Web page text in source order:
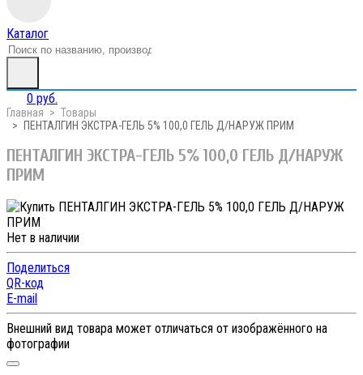
Каталог
0 руб.
Главная
Товары
ПЕНТАЛГИН ЭКСТРА-ГЕЛЬ 5% 100,0 ГЕЛЬ Д/НАРУЖ ПРИМ
ПЕНТАЛГИН ЭКСТРА-ГЕЛЬ 5% 100,0 ГЕЛЬ Д/НАРУЖ
ПРИМ
Нет в наличии
Поделиться
QR-код
E-mail
Внешний вид товара может отличаться от изображённого на
фотографии